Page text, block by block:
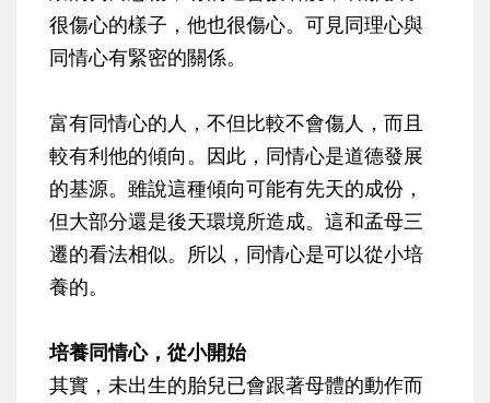
很傷心的樣子，他也很傷心。可見同理心與
同情心有緊密的關係。
富有同情心的人，不但比較不會傷人，而且
較有利他的傾向。因此，同情心是道德發展
的基源。雖說這種傾向可能有先天的成份，
但大部分還是後天環境所造成。這和孟母三
遷的看法相似。所以，同情心是可以從小培
養的。
培養同情心，從小開始
其實，未出生的胎兒已會跟著母體的動作而